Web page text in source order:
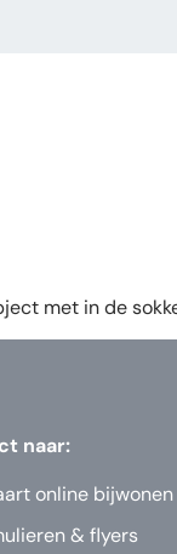
met in de
naar:
online bijwonen
& flyers